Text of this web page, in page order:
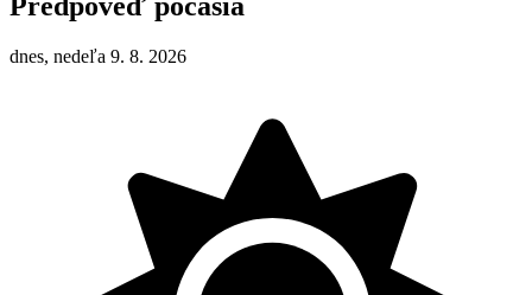
dnes, nedeľa 9. 8. 2026